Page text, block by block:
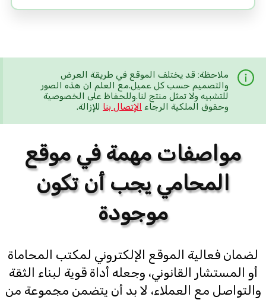
ملاحظة: قد يختلف الموقع في طريقة العرض
والتصميم حسب كل عميل.مع العلم ان هذه الصور
للتشبيه ولا تمثل منتج لنا.وللحفاظ على الخصوصية
وحقوق الملكية الرجاء الإتصال بنا للإزالة.
مواصفات مهمة في موقع
المحامي يجب أن تكون
موجودة
لضمان فعالية الموقع الإلكتروني لمكتب المحاماة
أو المستشار القانوني، وجعله أداة قوية لبناء الثقة
والتواصل مع العملاء، لا بد أن يتضمن مجموعة من